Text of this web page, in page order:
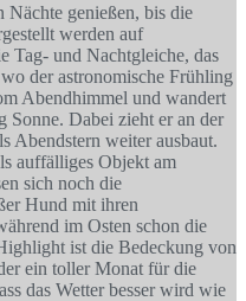
genießen, bis die
werden auf
Tag- und Nachtgleiche, das
der astronomische Frühling
Abendhimmel und wandert
Dabei zieht er an der
Abendstern weiter ausbaut.
auffälliges Objekt am
sich noch die
Hund mit ihren
im Osten schon die
ist die Bedeckung von
ein toller Monat für die
das Wetter besser wird wie